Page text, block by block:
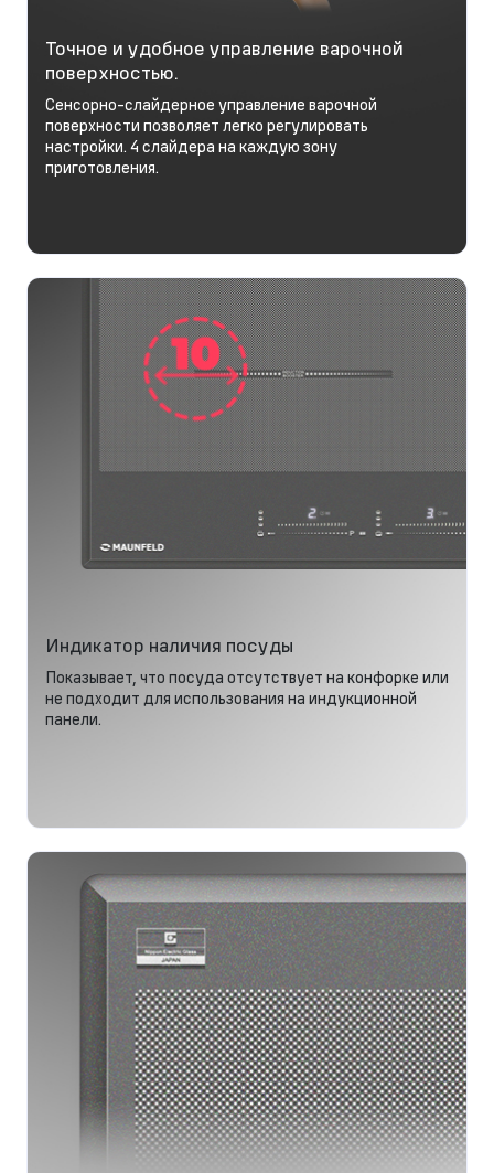
Точное и удобное управление варочной
поверхностью.
Сенсорно-слайдерное управление варочной
поверхности позволяет легко регулировать
настройки. 4 слайдера на каждую зону
приготовления.
Индикатор наличия посуды
Показывает, что посуда отсутствует на конфорке или
не подходит для использования на индукционной
панели.